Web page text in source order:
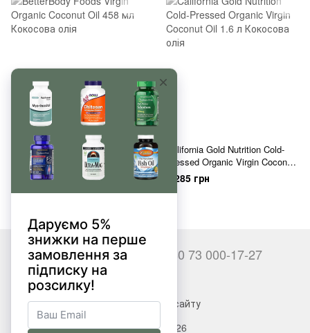
BetterBody Foods Virgin Organic
Coconut Oil 458 мл
525 грн
California Gold Nutrition Cold-
Pressed Organic Virgin Coconut
Oil 1.6 л
1 285 грн
+380 66 000-17-27 +380 73 000-17-27
Повна версія сайту
© 2017—2026